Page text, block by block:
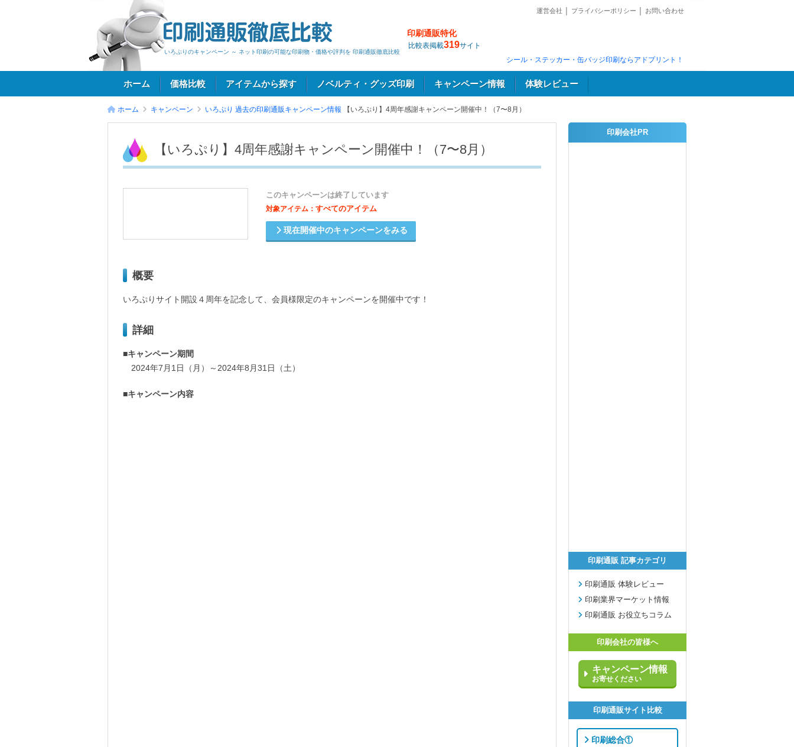
いろぷりのキャンペーン ～ ネット印刷の可能な印刷物・価格や評判を 印刷通販徹底比較
印刷通販特化
比較表掲載319サイト
運営会社 プライバシーポリシー お問い合わせ
シール・ステッカー・缶バッジ印刷ならアドプリント！
ホーム 価格比較 アイテムから探す ノベルティ・グッズ印刷 キャンペーン情報 体験レビュー
ホーム キャンペーン いろぷり 過去の印刷通販キャンペーン情報 【いろぷり】4周年感謝キャンペーン開催中！（7〜8月）
【いろぷり】4周年感謝キャンペーン開催中！（7〜8月）
このキャンペーンは終了しています
対象アイテム： すべてのアイテム
現在開催中のキャンペーンをみる
概要
いろぷりサイト開設４周年を記念して、会員様限定のキャンペーンを開催中です！
詳細
■キャンペーン期間
2024年7月1日（月）～2024年8月31日（土）
■キャンペーン内容
印刷会社PR
印刷通販 記事カテゴリ
印刷通販 体験レビュー
印刷業界マーケット情報
印刷通販 お役立ちコラム
印刷会社の皆様へ
キャンペーン情報
お寄せください
印刷通販サイト比較
印刷総合①